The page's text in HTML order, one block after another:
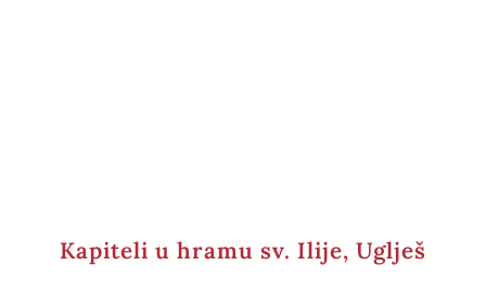
Kapiteli u hramu sv. Ilije, Uglješ